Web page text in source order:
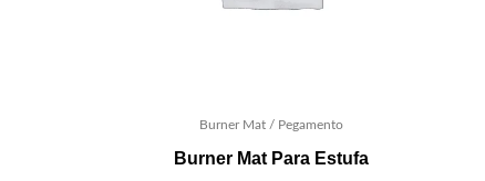
Burner Mat / Pegamento
Burner Mat Para Estufa